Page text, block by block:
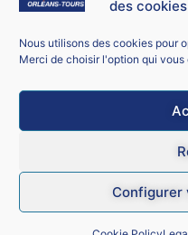
des cookies
Nous utilisons des cookies pour
Merci de choisir l'option qui
Configurer
Contacter le
21 bis